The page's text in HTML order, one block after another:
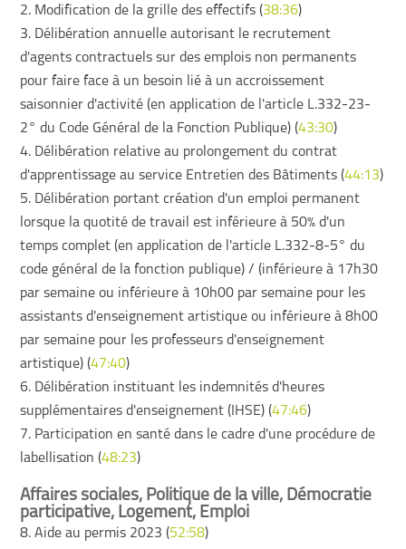
2. Modification de la grille des effectifs (38:36)
3. Délibération annuelle autorisant le recrutement
d'agents contractuels sur des emplois non permanents
pour faire face à un besoin lié à un accroissement
saisonnier d'activité (en application de l'article L.332-23-
2° du Code Général de la Fonction Publique) (43:30)
4. Délibération relative au prolongement du contrat
d'apprentissage au service Entretien des Bâtiments (44:13)
5. Délibération portant création d'un emploi permanent
lorsque la quotité de travail est inférieure à 50% d'un
temps complet (en application de l'article L.332-8-5° du
code général de la fonction publique) / (inférieure à 17h30
par semaine ou inférieure à 10h00 par semaine pour les
assistants d'enseignement artistique ou inférieure à 8h00
par semaine pour les professeurs d'enseignement
artistique) (47:40)
6. Délibération instituant les indemnités d'heures
supplémentaires d'enseignement (IHSE) (47:46)
7. Participation en santé dans le cadre d'une procédure de
labellisation (48:23)
Affaires sociales, Politique de la ville, Démocratie
participative, Logement, Emploi
8. Aide au permis 2023 (52:58)